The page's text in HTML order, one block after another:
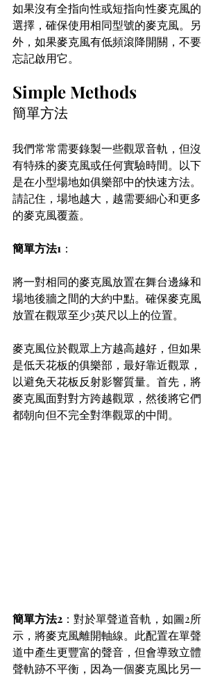
如果沒有全指向性或短指向性麥克風的
選擇，確保使用相同型號的麥克風。另
外，如果麥克風有低頻滾降開關，不要
忘記啟用它。
Simple Methods
簡單方法
我們常常需要錄製一些觀眾音軌，但沒
有特殊的麥克風或任何實驗時間。以下
是在小型場地如俱樂部中的快速方法。
請記住，場地越大，越需要細心和更多
的麥克風覆蓋。
簡單方法1 ：
將一對相同的麥克風放置在舞台邊緣和
場地後牆之間的大約中點。確保麥克風
放置在觀眾至少3英尺以上的位置。
麥克風位於觀眾上方越高越好，但如果
是低天花板的俱樂部，最好靠近觀眾，
以避免天花板反射影響質量。首先，將
麥克風面對對方跨越觀眾，然後將它們
都朝向但不完全對準觀眾的中間。
簡單方法2 ：對於單聲道音軌，如圖2所
示，將麥克風離開軸線。此配置在單聲
道中產生更豐富的聲音，但會導致立體
聲軌跡不平衡，因為一個麥克風比另一